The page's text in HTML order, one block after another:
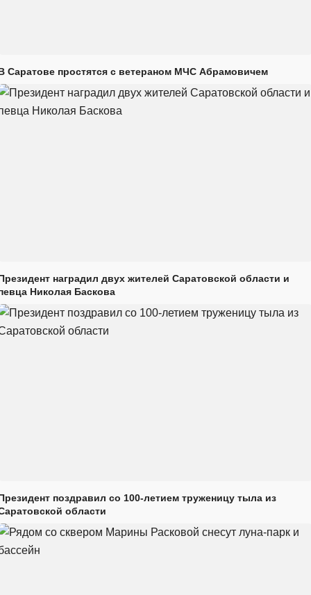
Саратове простятся с ветераном МЧС Абрамовичем
наградил двух жителей Саратовской области и
Николая Баскова
поздравил со 100-летием труженицу тыла из
области